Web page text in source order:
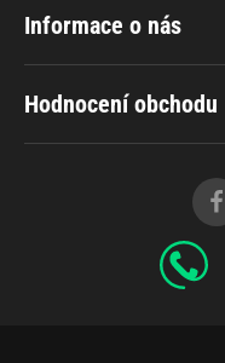
Informace o nás
Hodnocení obchodu